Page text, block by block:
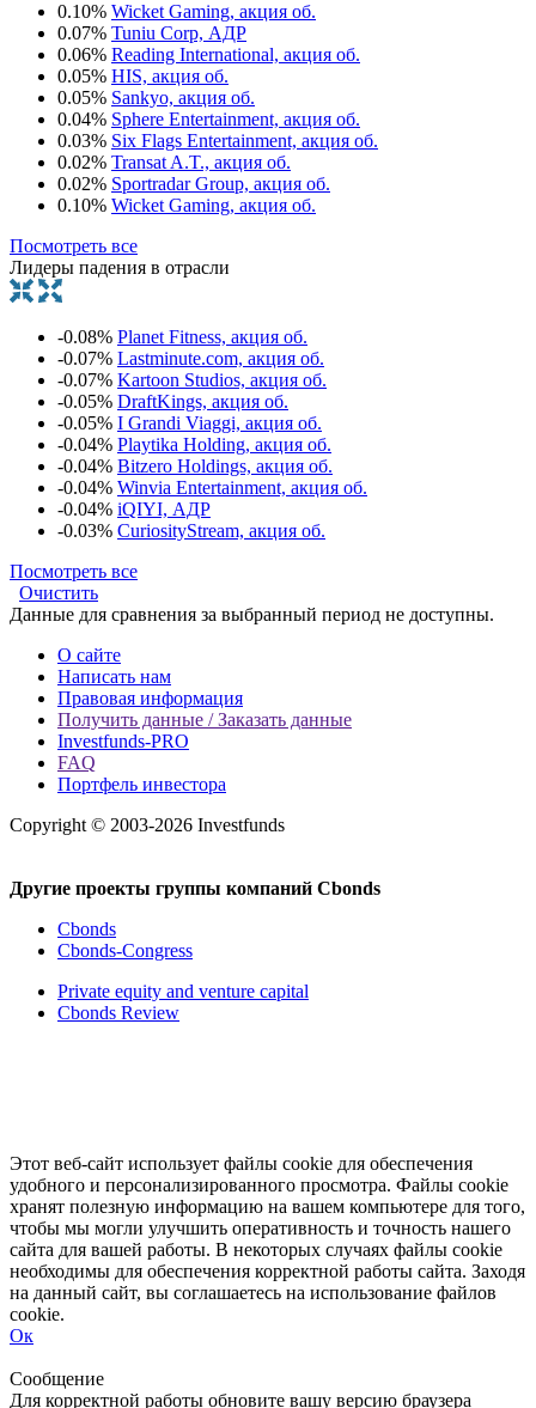
0.10% Wicket Gaming, акция об.
0.07% Tuniu Corp, АДР
0.06% Reading International, акция об.
0.05% HIS, акция об.
0.05% Sankyo, акция об.
0.04% Sphere Entertainment, акция об.
0.03% Six Flags Entertainment, акция об.
0.02% Transat A.T., акция об.
0.02% Sportradar Group, акция об.
0.10% Wicket Gaming, акция об.
Посмотреть все
Лидеры падения в отрасли
-0.08% Planet Fitness, акция об.
-0.07% Lastminute.com, акция об.
-0.07% Kartoon Studios, акция об.
-0.05% DraftKings, акция об.
-0.05% I Grandi Viaggi, акция об.
-0.04% Playtika Holding, акция об.
-0.04% Bitzero Holdings, акция об.
-0.04% Winvia Entertainment, акция об.
-0.04% iQIYI, АДР
-0.03% CuriosityStream, акция об.
Посмотреть все
Очистить
Данные для сравнения за выбранный период не доступны.
О сайте
Написать нам
Правовая информация
Получить данные / Заказать данные
Investfunds-PRO
FAQ
Портфель инвестора
Copyright © 2003-2026 Investfunds
Другие проекты группы компаний Cbonds
Cbonds
Cbonds-Congress
Private equity and venture capital
Cbonds Review
Этот веб-сайт использует файлы cookie для обеспечения
удобного и персонализированного просмотра. Файлы cookie
хранят полезную информацию на вашем компьютере для того,
чтобы мы могли улучшить оперативность и точность нашего
сайта для вашей работы. В некоторых случаях файлы cookie
необходимы для обеспечения корректной работы сайта. Заходя
на данный сайт, вы соглашаетесь на использование файлов
cookie.
Ок
Сообщение
Для корректной работы обновите вашу версию браузера